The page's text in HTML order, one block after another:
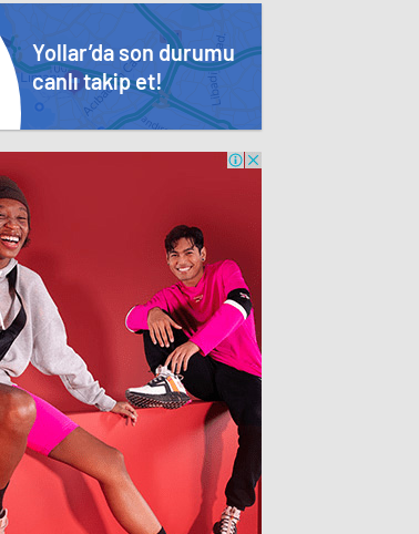
Yollar’da son durumu
canlı takip et!